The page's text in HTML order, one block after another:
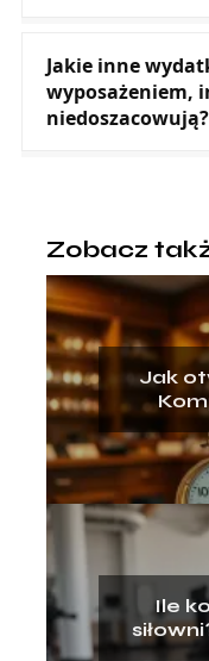
Jakie inne
wyposażeniem,
niedoszacowują?
Zobacz
Jak
Ile